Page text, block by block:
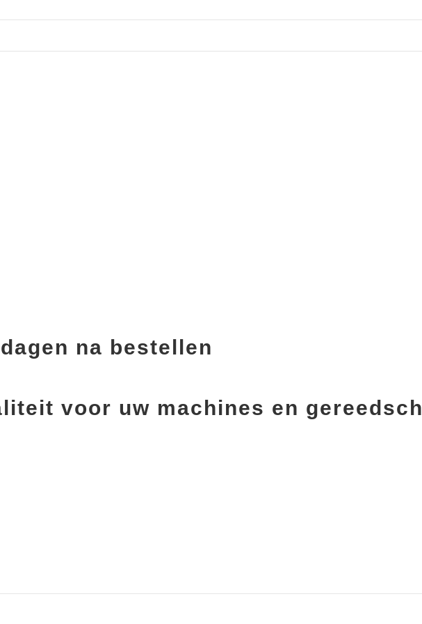
na bestellen
voor uw machines en